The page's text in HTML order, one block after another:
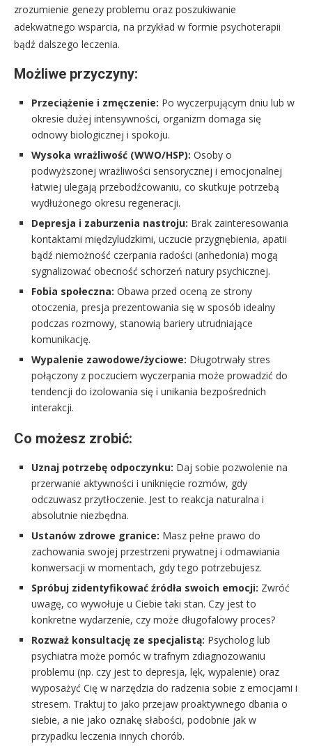
zrozumienie genezy problemu oraz poszukiwanie
adekwatnego wsparcia, na przykład w formie psychoterapii
bądź dalszego leczenia.
Możliwe przyczyny:
Przeciążenie i zmęczenie: Po wyczerpującym dniu lub w
okresie dużej intensywności, organizm domaga się
odnowy biologicznej i spokoju.
Wysoka wrażliwość (WWO/HSP): Osoby o
podwyższonej wrażliwości sensorycznej i emocjonalnej
łatwiej ulegają przebodźcowaniu, co skutkuje potrzebą
wydłużonego okresu regeneracji.
Depresja i zaburzenia nastroju: Brak zainteresowania
kontaktami międzyludzkimi, uczucie przygnębienia, apatii
bądź niemożność czerpania radości (anhedonia) mogą
sygnalizować obecność schorzeń natury psychicznej.
Fobia społeczna: Obawa przed oceną ze strony
otoczenia, presja prezentowania się w sposób idealny
podczas rozmowy, stanowią bariery utrudniające
komunikację.
Wypalenie zawodowe/życiowe: Długotrwały stres
połączony z poczuciem wyczerpania może prowadzić do
tendencji do izolowania się i unikania bezpośrednich
interakcji.
Co możesz zrobić:
Uznaj potrzebę odpoczynku: Daj sobie pozwolenie na
przerwanie aktywności i uniknięcie rozmów, gdy
odczuwasz przytłoczenie. Jest to reakcja naturalna i
absolutnie niezbędna.
Ustanów zdrowe granice: Masz pełne prawo do
zachowania swojej przestrzeni prywatnej i odmawiania
konwersacji w momentach, gdy tego potrzebujesz.
Spróbuj zidentyfikować źródła swoich emocji: Zwróć
uwagę, co wywołuje u Ciebie taki stan. Czy jest to
konkretne wydarzenie, czy może długofalowy proces?
Rozważ konsultację ze specjalistą: Psycholog lub
psychiatra może pomóc w trafnym zdiagnozowaniu
problemu (np. czy jest to depresja, lęk, wypalenie) oraz
wyposażyć Cię w narzędzia do radzenia sobie z emocjami i
stresem. Traktuj to jako przejaw proaktywnego dbania o
siebie, a nie jako oznakę słabości, podobnie jak w
przypadku leczenia innych chorób.